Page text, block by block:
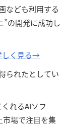
なども利用する
”の開発に成功し
しく見る→
られたとしてい
れるAIソフ
市場で注目を集